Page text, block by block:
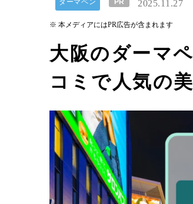
大阪のダーマ
コミで人気の
2025.11.27
ダーマペン PR
※ 本メディアにはPR広告が含まれます